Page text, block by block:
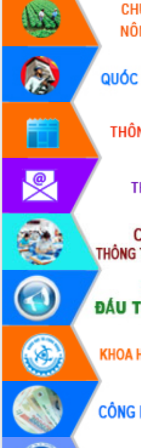
Đắk Lắk sẵn sàng các điều kiện cho
Ngày hội bầu cử đại biểu Quốc hội
khóa XVI và HĐND các cấp nhiệm kỳ
2026-2031
Đảm bảo cuộc bầu cử đại biểu Quốc
hội và đại biểu HĐND các cấp diễn ra
an toàn, hiệu quả, đúng quy định
Thủ tướng Chính phủ Phạm Minh Chính
kiểm tra, chỉ đạo hoàn thành các dự
án cao tốc và thăm khu tái định cư tại
Đắk Lắk
Sôi nổi Hội đua ngựa truyền thống Gò
Thì Thùng mừng Xuân Bính Ngọ 2026
Lãnh đạo tỉnh dâng hương tưởng niệm
tại Đập Đồng Cam đầu Xuân Bính Ngọ
Ngành nông nghiệp phấn đấu tăng
trưởng đạt 5,86% trong năm 2026
UBND tỉnh Đắk Lắk triển khai công tác
quốc phòng, quân sự địa phương năm
2026
Đắk Lắk tập trung toàn lực khắc phục
tồn tại IUU, sẵn sàng làm việc với
Đoàn thanh tra EC
Chủ tịch UBND tỉnh Tạ Anh Tuấn thăm,
chúc mừng các bệnh viện nhân Ngày
Thầy thuốc Việt Nam
Rộn ràng lễ hội truyền thống Sông
nước Đà Nông lần thứ I năm 2026
Kỳ họp Chuyên đề lần thứ Năm, HĐND
tỉnh Đắk Lắk thông qua các nghị quyết
quan trọng
Thống nhất danh sách giới thiệu ứng
cử đại biểu Quốc hội khoá XVI và đại
biểu HĐND tỉnh Đắk Lắk, nhiệm kỳ
2026-2031